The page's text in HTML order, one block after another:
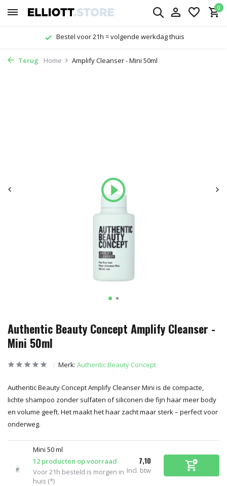
0
Gratis verzending vanaf € 29,-
Terug Home Amplify Cleanser - Mini 50ml
Authentic Beauty Concept Amplify Cleanser -
Mini 50ml
Merk: Authentic Beauty Concept
Authentic Beauty Concept Amplify Cleanser Mini is de compacte,
lichte shampoo zonder sulfaten of siliconen die fijn haar meer body
en volume geeft. Het maakt het haar zacht maar sterk – perfect voor
onderweg.
Mini 50 ml
12 producten op voorraad
Voor 21h besteld is morgen in
huis (*)
7,10
Incl. btw